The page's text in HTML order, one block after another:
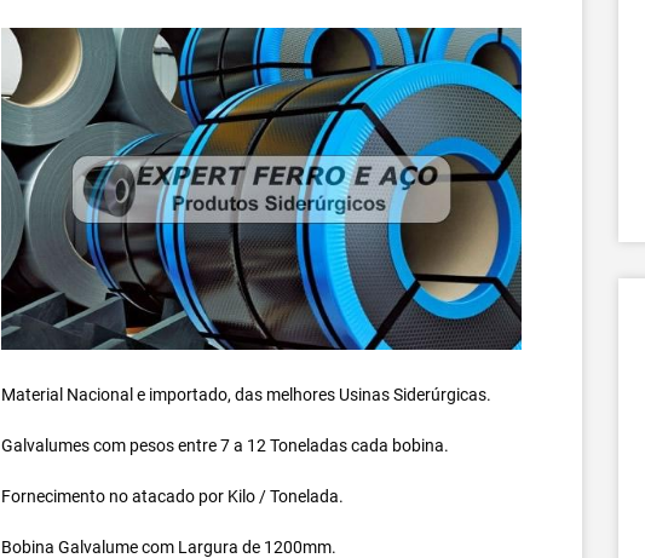
Material Nacional e importado, das melhores Usinas Siderúrgicas.
Galvalumes com pesos entre 7 a 12 Toneladas cada bobina.
Fornecimento no atacado por Kilo / Tonelada.
Bobina Galvalumecom Largura de 1200mm.